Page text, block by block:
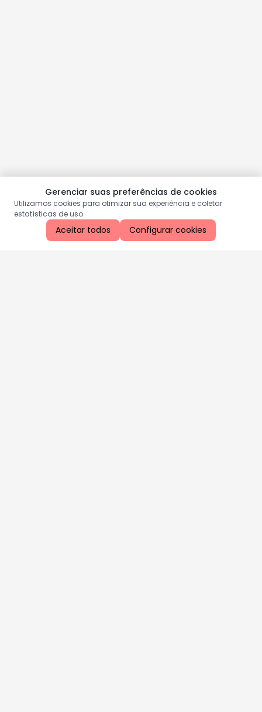
Gerenciar suas preferências de cookies
Utilizamos cookies para otimizar sua experiência e coletar
estatísticas de uso.
Aceitar todos Configurar cookies